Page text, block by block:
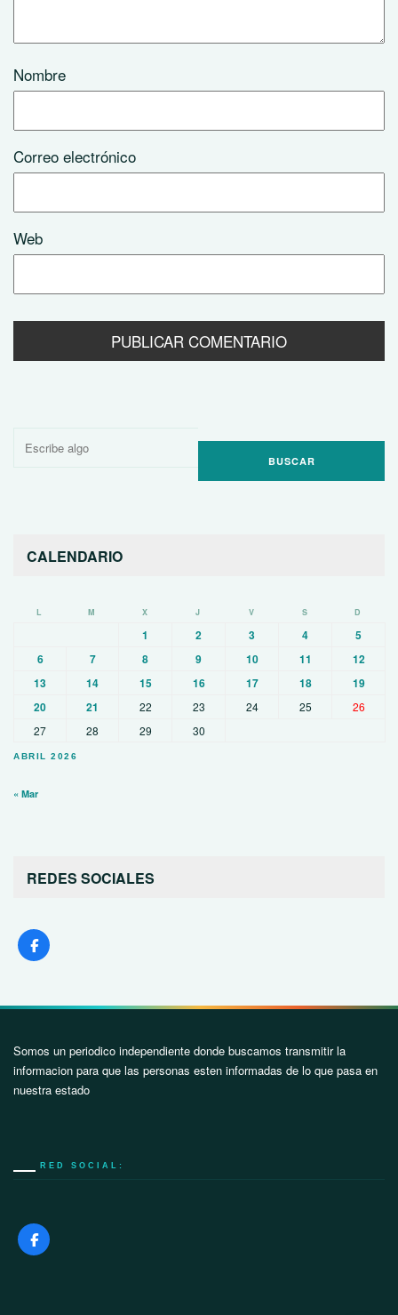
Nombre
Correo electrónico
Web
Buscar
CALENDARIO
ABRIL 2026
L M X J V S D
1 2 3 4
5
6
7 8 9 10 11
12
13
14 15 16 17 18
19
20
21 22 23 24 25
26
27
28 29 30
« Mar
REDES SOCIALES
Somos un periodico independiente donde buscamos transmitir la
informacion para que las personas esten informadas de lo que pasa en
nuestra estado
RED SOCIAL: